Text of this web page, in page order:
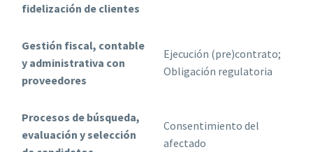
fidelización de clientes
Gestión fiscal, contable
y administrativa con
proveedores
Ejecución (pre)contrato;
Obligación regulatoria
Procesos de búsqueda,
evaluación y selección
Consentimiento del
afectado